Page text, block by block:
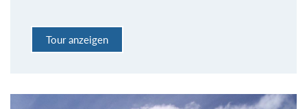
Tour anzeigen